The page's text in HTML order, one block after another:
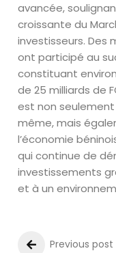
avancée,
croissante du
investisseurs. Des
ont participé au
constituant
de 25 milliards de
est non seulement
même, mais
l’économie
qui continue de
investissements
et à un
Previous post